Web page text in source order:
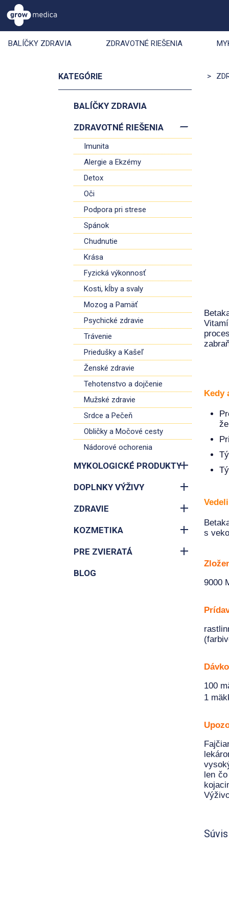
BALÍČKY ZDRAVIA ZDRAVOTNÉ RIEŠENIA
KATEGÓRIE
BALÍČKY ZDRAVIA
ZDRAVOTNÉ RIEŠENIA
Imunita
Alergie a Ekzémy
Detox
Oči
Podpora pri strese
Spánok
Chudnutie
Krása
Fyzická výkonnosť
Kosti, kĺby a svaly
Mozog a Pamäť
Psychické zdravie
Trávenie
Priedušky a Kašeľ
Ženské zdravie
Tehotenstvo a dojčenie
Mužské zdravie
Srdce a Pečeň
Obličky a Močové cesty
Nádorové ochorenia
MYKOLOGICKÉ PRODUKTY
DOPLNKY VÝŽIVY
ZDRAVIE
KOZMETIKA
PRE ZVIERATÁ
BLOG
>
Kedy
s
9000
100
1
len